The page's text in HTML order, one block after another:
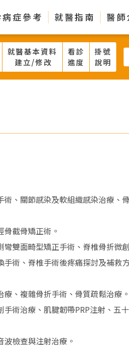
症參考 就醫指南 醫師
就醫基本資料
建立/修改
看診
進度
掛號
說明
、關節感染及軟組織感染治療、
截骨矯正術。
雙面畸型矯正手術、脊椎骨折微
術、脊椎手術後疼痛探討及補救
、複雜骨折手術、骨質疏鬆治療。
術治療、肌腱韌帶PRP注射、五
檢查與注射治療。